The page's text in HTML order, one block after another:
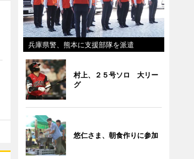
兵庫県警、熊本に支援部隊を派遣
村上、２５号ソロ 大リー
グ
悠仁さま、朝食作りに参加